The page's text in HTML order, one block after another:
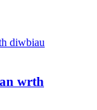
wrth